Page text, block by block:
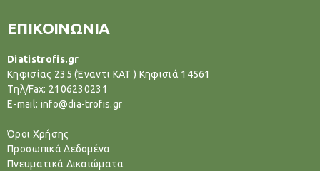
ΕΠΙΚΟΙΝΩΝΙΑ
Diatistrofis.gr
Κηφισίας 235 (Έναντι ΚΑΤ ) Κηφισιά 14561
Tηλ/Fax: 2106230231
E-mail: info@dia-trofis.gr
Όροι Χρήσης
Προσωπικά Δεδομένα
Πνευματικά Δικαιώματα